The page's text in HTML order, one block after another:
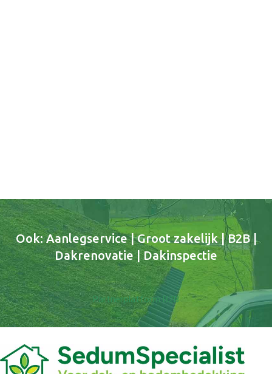
Ook: Aanlegservice | Groot zakelijk | B2B |
Dakrenovatie | Dakinspectie
Partnerplatform B2B